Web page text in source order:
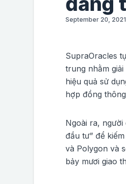
September 20, 2021
SupraOracles
trung nhằm
hiệu quả sử
hợp đồng
Ngoài ra,
đầu tư” để
và Polygon và
bảy mươi giao